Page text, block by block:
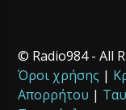
© Radio984 - All
Όροι χρήσης |
Απορρήτου |